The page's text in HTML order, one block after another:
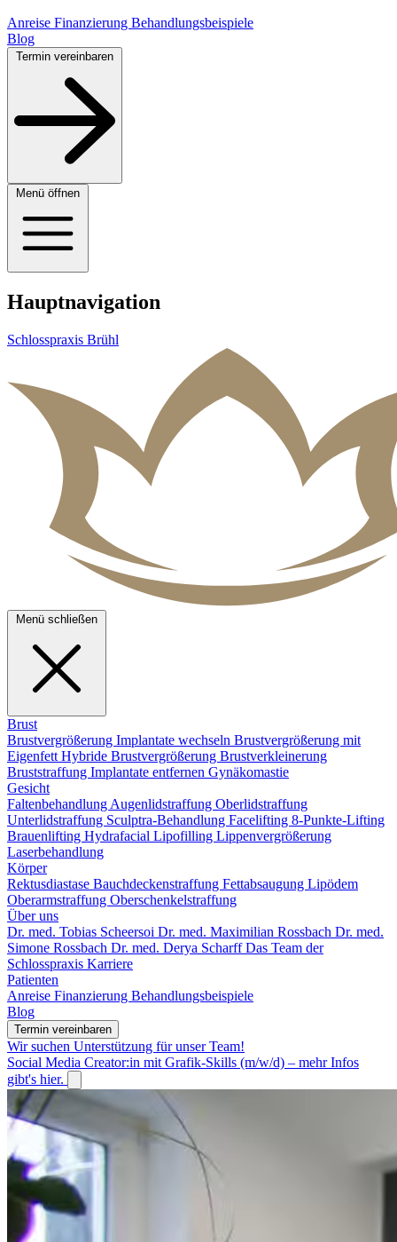
Anreise Finanzierung Behandlungsbeispiele
Blog
Menü öffnen
Hauptnavigation
Schlosspraxis Brühl
Menü schließen
Brust
Brustvergrößerung Implantate wechseln Brustvergrößerung mit
Eigenfett Hybride Brustvergrößerung Brustverkleinerung
Bruststraffung Implantate entfernen Gynäkomastie
Gesicht
Faltenbehandlung Augenlidstraffung Oberlidstraffung
Unterlidstraffung Sculptra-Behandlung Facelifting 8-Punkte-Lifting
Brauenlifting Hydrafacial Lipofilling Lippenvergrößerung
Laserbehandlung
Körper
Rektusdiastase Bauchdeckenstraffung Fettabsaugung Lipödem
Oberarmstraffung Oberschenkelstraffung
Über uns
Dr. med. Tobias Scheersoi Dr. med. Maximilian Rossbach Dr. med.
Simone Rossbach Dr. med. Derya ScharffDas Team der
Schlosspraxis Karriere
Patienten
Anreise Finanzierung Behandlungsbeispiele
Blog
Termin vereinbaren
Wir suchen Unterstützung für unser Team!
Social Media Creator:in mit Grafik-Skills (m/w/d) – mehr Infos
gibt's hier.